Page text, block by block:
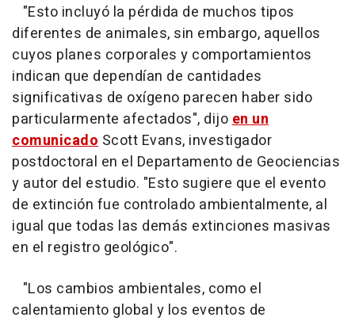
"Esto incluyó la pérdida de muchos tipos
diferentes de animales, sin embargo, aquellos
cuyos planes corporales y comportamientos
indican que dependían de cantidades
significativas de oxígeno parecen haber sido
particularmente afectados", dijoen un
comunicado Scott Evans, investigador
postdoctoral en el Departamento de Geociencias
y autor del estudio. "Esto sugiere que el evento
de extinción fue controlado ambientalmente, al
igual que todas las demás extinciones masivas
en el registro geológico".
"Los cambios ambientales, como el
calentamiento global y los eventos de